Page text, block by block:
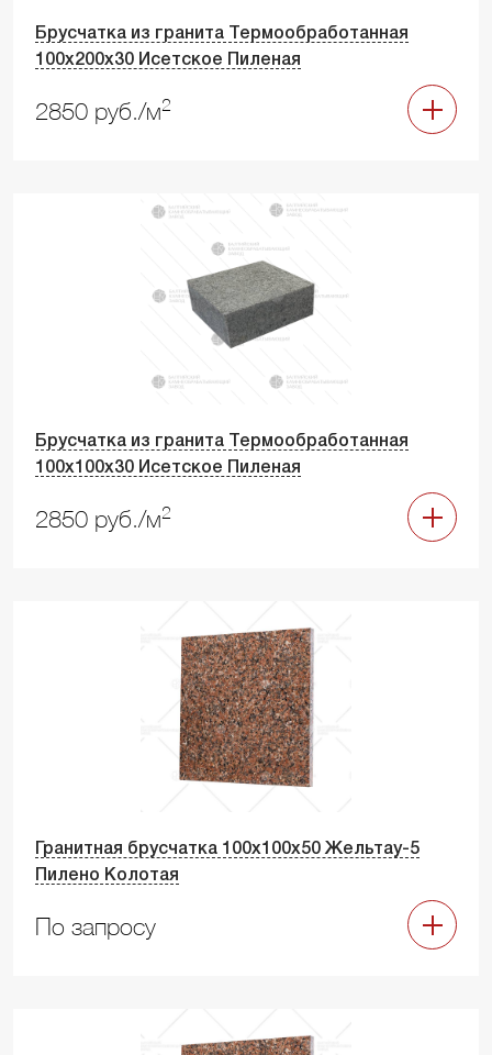
Брусчатка из гранита Термообработанная
100х200х30 Исетское Пиленая
2850 руб./м2
Брусчатка из гранита Термообработанная
100х100х30 Исетское Пиленая
2850 руб./м2
Гранитная брусчатка 100х100х50 Жельтау-5
Пилено Колотая
По запросу